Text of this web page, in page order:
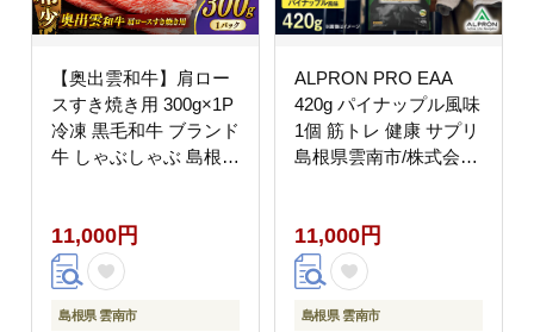
【奥出雲和牛】肩ロー
スすき焼き用 300g×1P
冷凍 黒毛和牛 ブランド
牛 しゃぶしゃぶ 島根県
産加工所 [AIBQ006]
11,000円
島根県 雲南市
ALPRON PRO EAA
420g パイナップル風味
1個 筋トレ 健康 サプリ
島根県雲南市/株式会社
11,000円
島根県 雲南市